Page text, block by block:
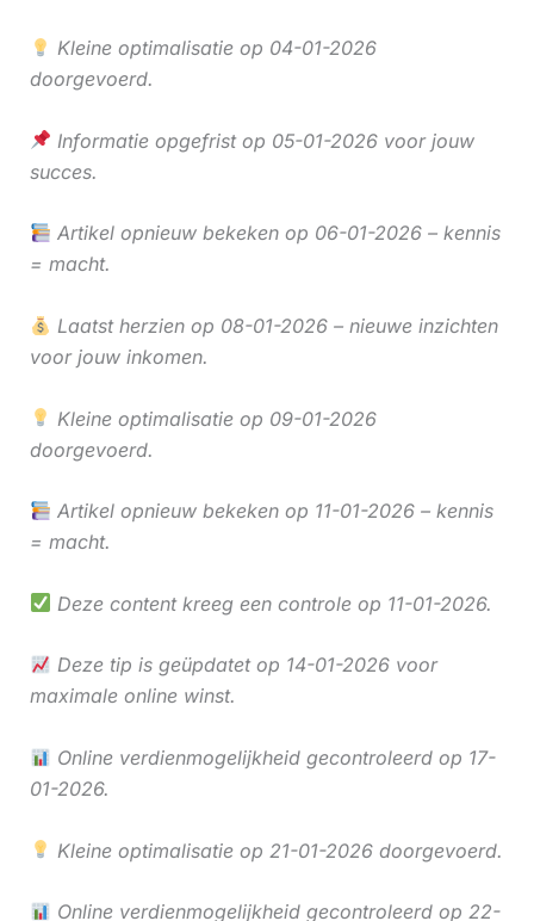
Kleine optimalisatie op 04-01-2026
doorgevoerd.
Informatie opgefrist op 05-01-2026 voor jouw
succes.
Artikel opnieuw bekeken op 06-01-2026 – kennis
= macht.
Laatst herzien op 08-01-2026 – nieuwe inzichten
voor jouw inkomen.
Kleine optimalisatie op 09-01-2026
doorgevoerd.
Artikel opnieuw bekeken op 11-01-2026 – kennis
= macht.
Deze content kreeg een controle op 11-01-2026.
Deze tip is geüpdatet op 14-01-2026 voor
maximale online winst.
Online verdienmogelijkheid gecontroleerd op 17-
01-2026.
Kleine optimalisatie op 21-01-2026 doorgevoerd.
Online verdienmogelijkheid gecontroleerd op 22-